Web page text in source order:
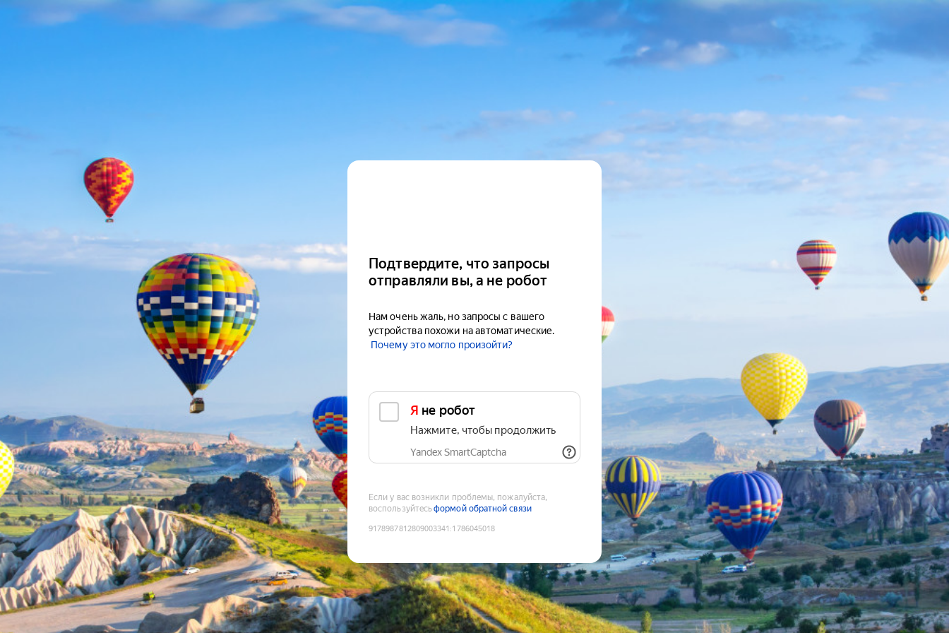
Подтвердите, что запросы
отправляли вы, а не робот
Нам очень жаль, но запросы с вашего
устройства похожи на автоматические.
Почему это могло произойти?
Я не робот
Нажмите, чтобы продолжить
Yandex SmartCaptcha
Если у вас возникли проблемы, пожалуйста,
воспользуйтесьформой обратной связи
9178987812809003341 :1786045018